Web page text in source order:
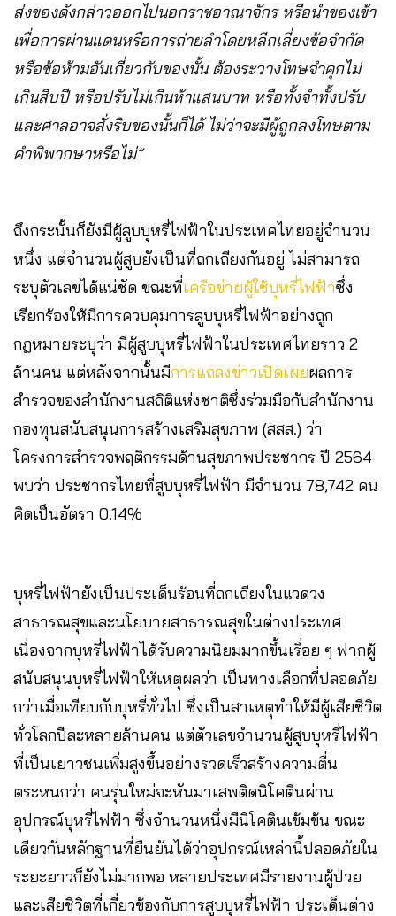
ส่งของดังกล่าวออกไปนอกราชอาณาจักร หรือนําของเข้า
เพื่อการผ่านแดนหรือการถ่ายลําโดยหลีกเลี่ยงข้อจํากัด
หรือข้อห้ามอันเกี่ยวกับของนั้น ต้องระวางโทษจําคุกไม่
เกินสิบปี หรือปรับไม่เกินห้าแสนบาท หรือทั้งจําทั้งปรับ
และศาลอาจสั่งริบของนั้นก็ได้ ไม่ว่าจะมีผู้ถูกลงโทษตาม
คําพิพากษาหรือไม่”
ถึงกระนั้นก็ยังมีผู้สูบบุหรี่ไฟฟ้าในประเทศไทยอยู่จำนวน
หนึ่ง แต่จำนวนผู้สูบยังเป็นที่ถกเถียงกันอยู่ ไม่สามารถ
ระบุตัวเลขได้แน่ชัด ขณะที่เครือข่ายผู้ใช้บุหรี่ไฟฟ้าซึ่ง
เรียกร้องให้มีการควบคุมการสูบบุหรี่ไฟฟ้าอย่างถูก
กฎหมายระบุว่า มีผู้สูบบุหรี่ไฟฟ้าในประเทศไทยราว 2
ล้านคน แต่หลังจากนั้นมีการแถลงข่าวเปิดเผยผลการ
สำรวจของสำนักงานสถิติแห่งชาติซึ่งร่วมมือกับสำนักงาน
กองทุนสนับสนุนการสร้างเสริมสุขภาพ (สสส.) ว่า
โครงการสำรวจพฤติกรรมด้านสุขภาพประชากร ปี 2564
พบว่า ประชากรไทยที่สูบบุหรี่ไฟฟ้า มีจำนวน 78,742 คน
คิดเป็นอัตรา 0.14%
บุหรี่ไฟฟ้ายังเป็นประเด็นร้อนที่ถกเถียงในแวดวง
สาธารณสุขและนโยบายสาธารณสุขในต่างประเทศ
เนื่องจากบุหรี่ไฟฟ้าได้รับความนิยมมากขึ้นเรื่อย ๆ ฟากผู้
สนับสนุนบุหรี่ไฟฟ้าให้เหตุผลว่า เป็นทางเลือกที่ปลอดภัย
กว่าเมื่อเทียบกับบุหรี่ทั่วไป ซึ่งเป็นสาเหตุทำให้มีผู้เสียชีวิต
ทั่วโลกปีละหลายล้านคน แต่ตัวเลขจำนวนผู้สูบบุหรี่ไฟฟ้า
ที่เป็นเยาวชนเพิ่มสูงขึ้นอย่างรวดเร็วสร้างความตื่น
ตระหนกว่า คนรุ่นใหม่จะหันมาเสพติดนิโคตินผ่าน
อุปกรณ์บุหรี่ไฟฟ้า ซึ่งจำนวนหนึ่งมีนิโคตินเข้มข้น ขณะ
เดียวกันหลักฐานที่ยืนยันได้ว่าอุปกรณ์เหล่านี้ปลอดภัยใน
ระยะยาวก็ยังไม่มากพอ หลายประเทศมีรายงานผู้ป่วย
และเสียชีวิตที่เกี่ยวข้องกับการสูบบุหรี่ไฟฟ้า ประเด็นต่าง